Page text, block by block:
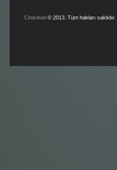
Cineritüel © 2013. Tüm hakları saklıdır.